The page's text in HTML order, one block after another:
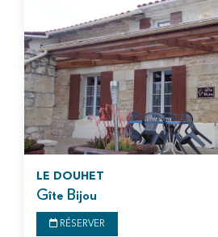
LE DOUHET
Gîte Bijou
RÉSERVER